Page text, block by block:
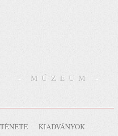
- MÚZEUM -
KIADVÁNYOK